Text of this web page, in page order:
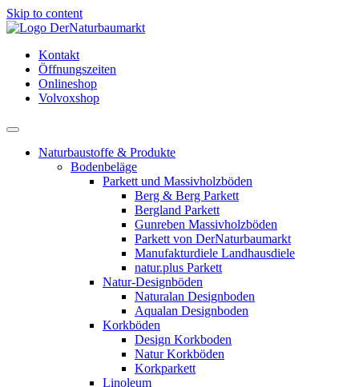
Skip to content
Kontakt
Öffnungszeiten
Onlineshop
Volvoxshop
Naturbaustoffe & Produkte
Bodenbeläge
Parkett und Massivholzböden
Berg & Berg Parkett
Bergland Parkett
Gunreben Massivholzböden
Parkett von DerNaturbaumarkt
Manufakturdiele Landhausdiele
natur.plus Parkett
Natur-Designböden
Naturalan Designboden
Aqualan Designboden
Korkböden
Design Korkboden
Natur Korkböden
Korkparkett
Linoleum